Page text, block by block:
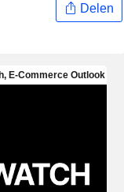
Delen